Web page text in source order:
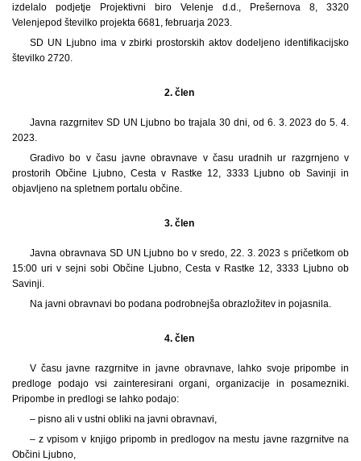
izdelalo podjetje Projektivni biro Velenje d.d., Prešernova 8, 3320
Velenjepod številko projekta 6681, februarja 2023.
SD UN Ljubno ima v zbirki prostorskih aktov dodeljeno identifikacijsko
številko 2720.
2. člen
Javna razgrnitev SD UN Ljubno bo trajala 30 dni, od 6. 3. 2023 do 5. 4.
2023.
Gradivo bo v času javne obravnave v času uradnih ur razgrnjeno v
prostorih Občine Ljubno, Cesta v Rastke 12, 3333 Ljubno ob Savinji in
objavljeno na spletnem portalu občine.
3. člen
Javna obravnava SD UN Ljubno bo v sredo, 22. 3. 2023 s pričetkom ob
15:00 uri v sejni sobi Občine Ljubno, Cesta v Rastke 12, 3333 Ljubno ob
Savinji.
Na javni obravnavi bo podana podrobnejša obrazložitev in pojasnila.
4. člen
V času javne razgrnitve in javne obravnave, lahko svoje pripombe in
predloge podajo vsi zainteresirani organi, organizacije in posamezniki.
Pripombe in predlogi se lahko podajo:
– pisno ali v ustni obliki na javni obravnavi,
– z vpisom v knjigo pripomb in predlogov na mestu javne razgrnitve na
Občini Ljubno,